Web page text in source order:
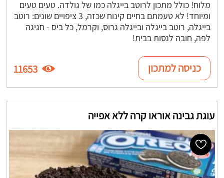
מלוח! כולל מתכון לרוטב בייגלה כמו של גולדה. טעים טעים
ומיוחד! לא טעמתם בחיים קינוח שכזה, 3 ציפויים שונים: רוטב
בייגלה, רוטב בייגלה ובייגלה גרוס, וקרמל, כל ביס - חגיגה
לפה, חובה לנסות בבית!
כניסה למתכון 11653
עוגת גבינה אוראו קרה ללא אפייה